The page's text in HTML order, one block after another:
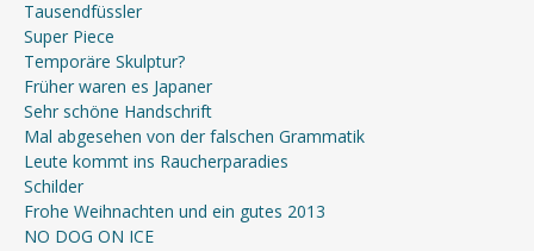
Tausendfüssler
Super Piece
Temporäre Skulptur?
Früher waren es Japaner
Sehr schöne Handschrift
Mal abgesehen von der falschen Grammatik
Leute kommt ins Raucherparadies
Schilder
Frohe Weihnachten und ein gutes 2013
NO DOG ON ICE